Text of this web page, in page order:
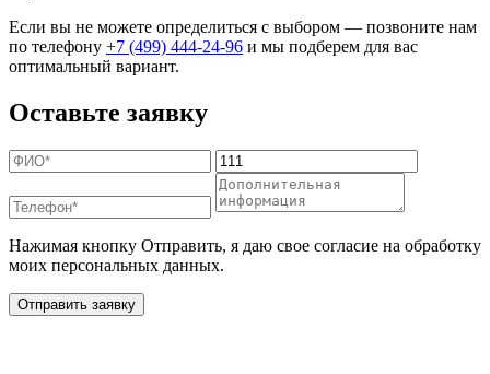
Если вы не можете определиться с выбором — позвоните нам
по телефону +7 (499) 444-24-96 и мы подберем для вас
оптимальный вариант.
Оставьте заявку
Нажимая кнопку Отправить, я даю свое согласие на обработку
моих персональных данных.
Отправить заявку